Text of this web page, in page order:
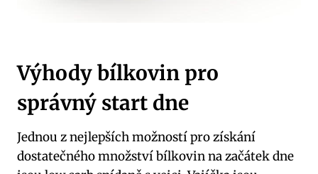
Výhody bílkovin pro
správný start dne
Jednou z nejlepších možností pro získání
dostatečného množství bílkovin na začátek dne